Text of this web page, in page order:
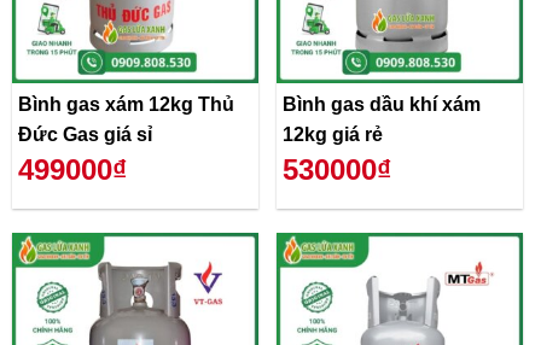
Bình gas xám 12kg Thủ
Đức Gas giá sỉ
499000₫
Bình gas dầu khí xám
12kg giá rẻ
530000₫